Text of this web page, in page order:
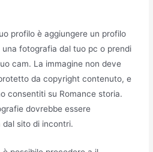
profilo è aggiungere un profilo
fotografia dal tuo pc o prendi
cam. La immagine non deve
da copyright contenuto, e
consentiti su Romance storia.
dovrebbe essere
sito di incontri.